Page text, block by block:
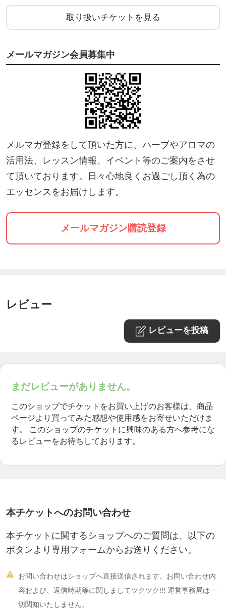
日本メディカルハーブ協会（JAMHA）ハーバルセラ
ピスト認定教室
日本アロマ環境協会（AEAJ）アロマテラピーアドバ
アロマとハーブの薬箱 カモミール
取り扱いチケットを見る
メールマガジン会員募集中
メルマガ登録をして頂いた方に、ハーブやアロマの
活用法、レッスン情報、イベント等のご案内をさせ
て頂いております。日々心地良くお過ごし頂く為の
エッセンスをお届けします。
メールマガジン購読登録
レビュー
レビューを投稿
まだレビューがありません。
このショップでチケットをお買い上げのお客様は、商品
ページより買ってみた感想や使用感をお寄せいただけま
す。
このショップのチケットに興味のある方へ参考にな
るレビューをお待ちしております。
本チケットへのお問い合わせ
本チケットに関するショップへのご質問は、以下の
ボタンより専用フォームからお送りください。

お問い合わせはショップへ直接送信されます。お問い合わせ内
容および、返信時期等に関しましてツクツク!!! 運営事務局は一
切関知いたしません。